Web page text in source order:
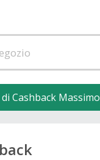
Cashback Massimo